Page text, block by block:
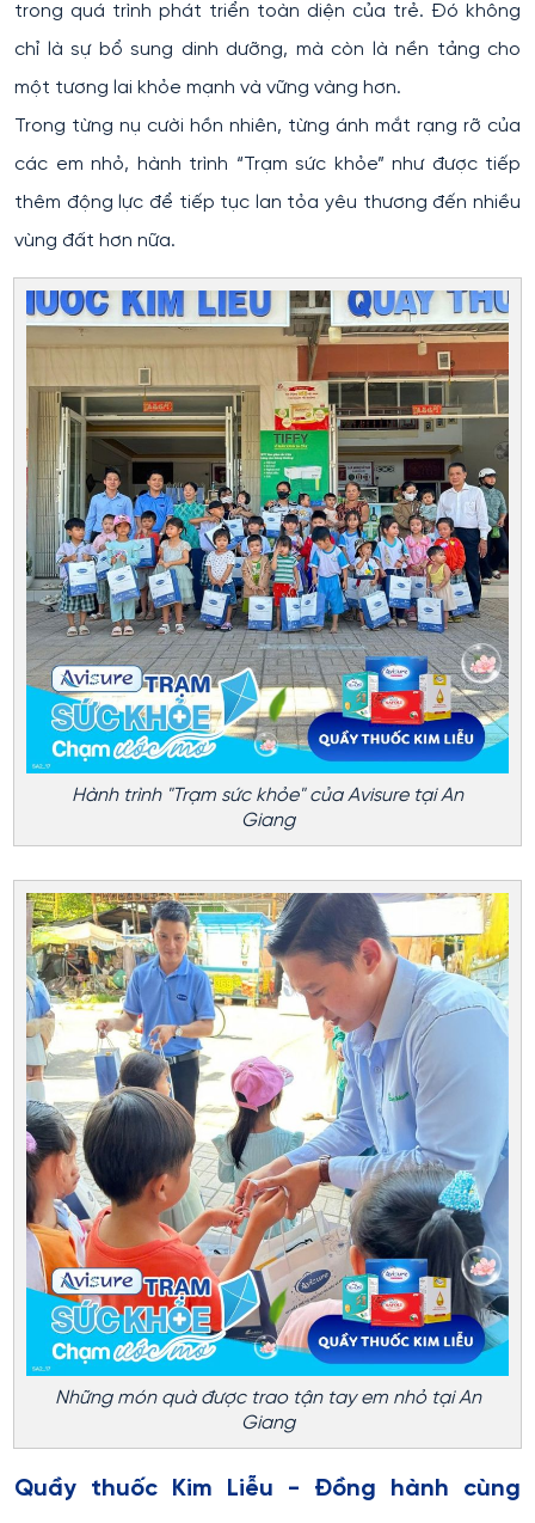
trong quá trình phát triển toàn diện của trẻ. Đó không
chỉ là sự bổ sung dinh dưỡng, mà còn là nền tảng cho
một tương lai khỏe mạnh và vững vàng hơn.
Trong từng nụ cười hồn nhiên, từng ánh mắt rạng rỡ của
các em nhỏ, hành trình “Trạm sức khỏe” như được tiếp
thêm động lực để tiếp tục lan tỏa yêu thương đến nhiều
vùng đất hơn nữa.
Hành trình "Trạm sức khỏe" của Avisure tại An
Giang
Những món quà được trao tận tay em nhỏ tại An
Giang
Quầy thuốc Kim Liễu - Đồng hành cùng